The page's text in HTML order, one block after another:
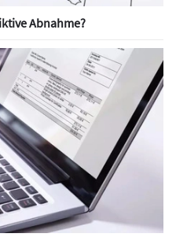
Abnahme?